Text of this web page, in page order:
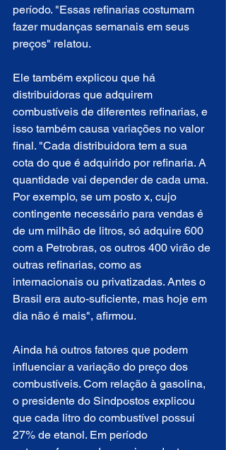
período. "Essas refinarias costumam
fazer mudanças semanais em seus
preços" relatou.
Ele também explicou que há
distribuidoras que adquirem
combustíveis de diferentes refinarias, e
isso também causa variações no valor
final. "Cada distribuidora tem a sua
cota do que é adquirido por refinaria. A
quantidade vai depender de cada uma.
Por exemplo, se um posto x, cujo
contingente necessário para vendas é
de um milhão de litros, só adquire 600
com a Petrobras, os outros 400 virão de
outras refinarias, como as
internacionais ou privatizadas. Antes o
Brasil era auto-suficiente, mas hoje em
dia não é mais", afirmou.
Ainda há outros fatores que podem
influenciar a variação do preço dos
combustíveis. Com relação à gasolina,
o presidente do Sindpostos explicou
que cada litro do combustível possui
27% de etanol. Em período